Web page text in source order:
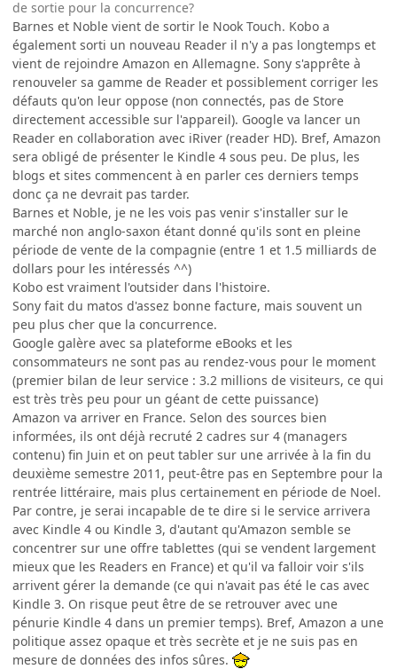
de sortie pour la concurrence?
Barnes et Noble vient de sortir le Nook Touch. Kobo a
également sorti un nouveau Reader il n'y a pas longtemps et
vient de rejoindre Amazon en Allemagne. Sony s'apprête à
renouveler sa gamme de Reader et possiblement corriger les
défauts qu'on leur oppose (non connectés, pas de Store
directement accessible sur l'appareil). Google va lancer un
Reader en collaboration avec iRiver (reader HD). Bref, Amazon
sera obligé de présenter le Kindle 4 sous peu. De plus, les
blogs et sites commencent à en parler ces derniers temps
donc ça ne devrait pas tarder.
Barnes et Noble, je ne les vois pas venir s'installer sur le
marché non anglo-saxon étant donné qu'ils sont en pleine
période de vente de la compagnie (entre 1 et 1.5 milliards de
dollars pour les intéressés ^^)
Kobo est vraiment l'outsider dans l'histoire.
Sony fait du matos d'assez bonne facture, mais souvent un
peu plus cher que la concurrence.
Google galère avec sa plateforme eBooks et les
consommateurs ne sont pas au rendez-vous pour le moment
(premier bilan de leur service : 3.2 millions de visiteurs, ce qui
est très très peu pour un géant de cette puissance)
Amazon va arriver en France. Selon des sources bien
informées, ils ont déjà recruté 2 cadres sur 4 (managers
contenu) fin Juin et on peut tabler sur une arrivée à la fin du
deuxième semestre 2011, peut-être pas en Septembre pour la
rentrée littéraire, mais plus certainement en période de Noel.
Par contre, je serai incapable de te dire si le service arrivera
avec Kindle 4 ou Kindle 3, d'autant qu'Amazon semble se
concentrer sur une offre tablettes (qui se vendent largement
mieux que les Readers en France) et qu'il va falloir voir s'ils
arrivent gérer la demande (ce qui n'avait pas été le cas avec
Kindle 3. On risque peut être de se retrouver avec une
pénurie Kindle 4 dans un premier temps). Bref, Amazon a une
politique assez opaque et très secrète et je ne suis pas en
mesure de données des infos sûres.